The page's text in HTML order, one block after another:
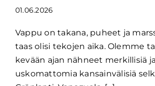
01.06.2026
Vappu on takana, puheet ja
taas olisi tekojen aika. Olemme
kevään ajan nähneet merkillisiä ja
uskomattomia kansainvälisiä